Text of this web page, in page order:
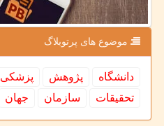
موضوع های پرتوبلاگ
دانشگاه پژوهش پزشكی
تحقیقات
سازمان جهان